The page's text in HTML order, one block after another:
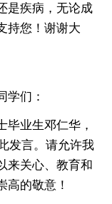
是疾病，无论成
持您！谢谢大
学们：
毕业生邓仁华，
发言。请允许我
来关心、教育和
高的敬意！